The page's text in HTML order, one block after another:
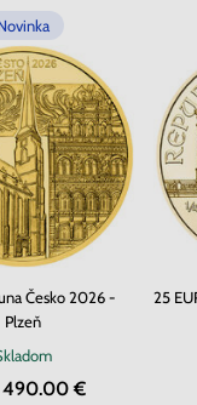
Česko 2026 -
Plzeň
490.00 €
25